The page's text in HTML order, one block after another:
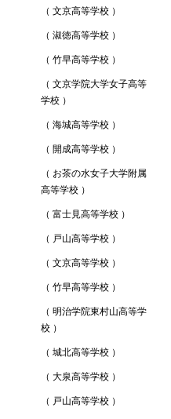
（ 文京高等学校 ）
（ 淑徳高等学校 ）
（ 竹早高等学校 ）
（ 文京学院大学女子高等
学校 ）
（ 海城高等学校 ）
（ 開成高等学校 ）
（ お茶の水女子大学附属
高等学校 ）
（ 富士見高等学校 ）
（ 戸山高等学校 ）
（ 文京高等学校 ）
（ 竹早高等学校 ）
（ 明治学院東村山高等学
校 ）
（ 城北高等学校 ）
（ 大泉高等学校 ）
（ 戸山高等学校 ）